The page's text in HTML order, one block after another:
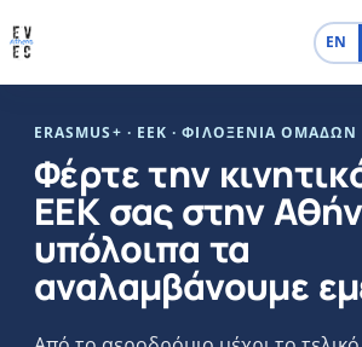
στο
περιεχόμενο
EN
ERASMUS+ · ΕΕΚ · ΦΙΛΟΞΕΝΊΑ ΟΜΆΔΩΝ
Φέρτε την
ΕΕΚ σας στην
υπόλοιπα τα
αναλαμβάνουμε